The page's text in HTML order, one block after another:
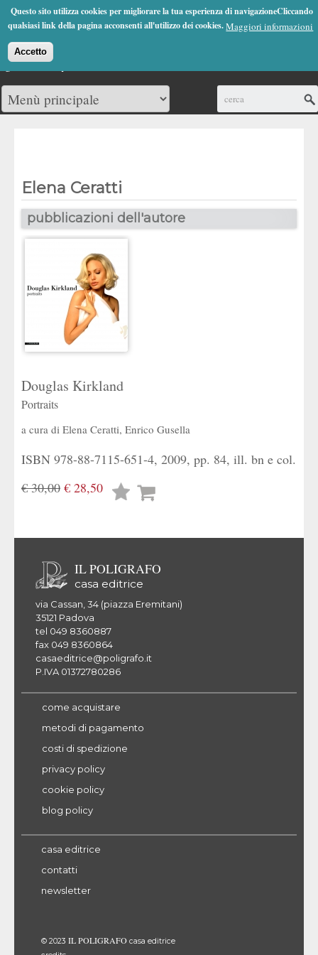
Questo sito utilizza cookies per migliorare la tua esperienza di navigazioneCliccando
qualsiasi link della pagina acconsenti all'utilizzo dei cookies.Maggiori informazioni
Accetto
Jump to Navigation
(0)
Elena Ceratti
pubblicazioni dell'autore
Douglas Kirkland
Portraits
a cura di Elena Ceratti, Enrico Gusella
ISBN 978-88-7115-651-4, 2009, pp. 84, ill. bn e col.
€ 30,00 € 28,50
Lista
IL POLIGRAFO
casa editrice
via Cassan, 34 (piazza Eremitani)
35121 Padova
tel 049 8360887
fax 049 8360864
casaeditrice@poligrafo.it
P.IVA 01372780286
come acquistare
metodi di pagamento
costi di spedizione
privacy policy
cookie policy
blog policy
casa editrice
contatti
newsletter
© 2023 IL POLIGRAFO casa editrice